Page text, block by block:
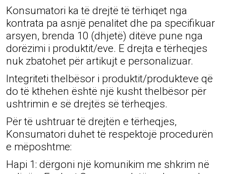
Konsumatori ka të drejtë të tërhiqet nga
kontrata pa asnjë penalitet dhe pa specifikuar
arsyen, brenda 10 (dhjetë) ditëve pune nga
dorëzimi i produktit/eve. E drejta e tërheqjes
nuk zbatohet për artikujt e personalizuar.
Integriteti thelbësor i produktit/produkteve që
do të kthehen është një kusht thelbësor për
ushtrimin e së drejtës së tërheqjes.
Për të ushtruar të drejtën e tërheqjes,
Konsumatori duhet të respektojë procedurën
e mëposhtme:
Hapi 1: dërgoni një komunikim me shkrim në